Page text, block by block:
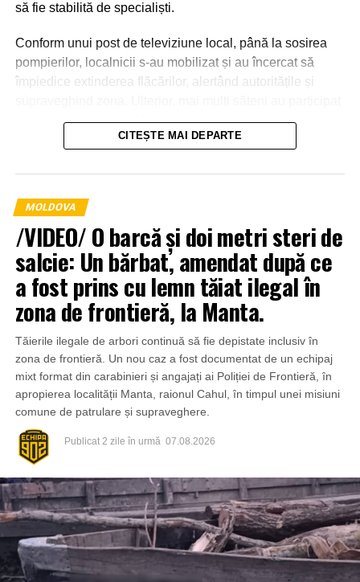
să fie stabilită de specialiști.
Conform unui post de televiziune local, până la sosirea
pompierilor, localnicii s-au mobilizat și au încercat să
împiedice extinderea flăcărilor, alertând autoritățile și
la intervenție, punând la dispoziția salvatorilor tehnică
agricolă și transportând apă pentru stingerea incendiului.
Din fericire, nimeni nu a avut de suferit, iar reprezentanții
comunității au mulțumit atât pompierilor din Drochia, cât și
CITEȘTE MAI DEPARTE
MOLDOVA
/VIDEO/ O barcă și doi metri steri de
salcie: Un bărbat, amendat după ce
a fost prins cu lemn tăiat ilegal în
zona de frontieră, la Manta.
Tăierile ilegale de arbori continuă să fie depistate inclusiv în
zona de frontieră. Un nou caz a fost documentat de un echipaj
mixt format din carabinieri și angajați ai Poliției de Frontieră, în
apropierea localității Manta, raionul Cahul, în timpul unei misiuni
comune de patrulare și supraveghere.
Publicat 2 zile în urmă 07.08.2026